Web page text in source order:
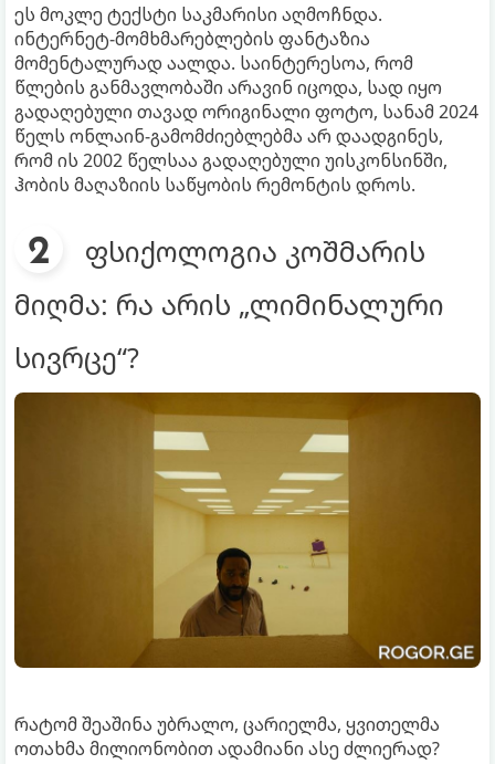
ეს მოკლე ტექსტი საკმარისი აღმოჩნდა.
ინტერნეტ-მომხმარებლების ფანტაზია
მომენტალურად აალდა. საინტერესოა, რომ
წლების განმავლობაში არავინ იცოდა, სად იყო
გადაღებული თავად ორიგინალი ფოტო, სანამ 2024
წელს ონლაინ-გამომძიებლებმა არ დაადგინეს,
რომ ის 2002 წელსაა გადაღებული უისკონსინში,
ჰობის მაღაზიის საწყობის რემონტის დროს.
ფსიქოლოგია კოშმარის
მიღმა: რა არის „ლიმინალური
სივრცე“?
რატომ შეაშინა უბრალო, ცარიელმა, ყვითელმა
ოთახმა მილიონობით ადამიანი ასე ძლიერად?